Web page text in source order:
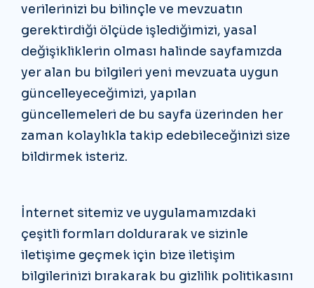
verilerinizi bu bilinçle ve mevzuatın
gerektirdiği ölçüde işlediğimizi, yasal
değişikliklerin olması halinde sayfamızda
yer alan bu bilgileri yeni mevzuata uygun
güncelleyeceğimizi, yapılan
güncellemeleri de bu sayfa üzerinden her
zaman kolaylıkla takip edebileceğinizi size
bildirmek isteriz.
İnternet sitemiz ve uygulamamızdaki
çeşitli formları doldurarak ve sizinle
iletişime geçmek için bize iletişim
bilgilerinizi bırakarak bu gizlilik politikasını